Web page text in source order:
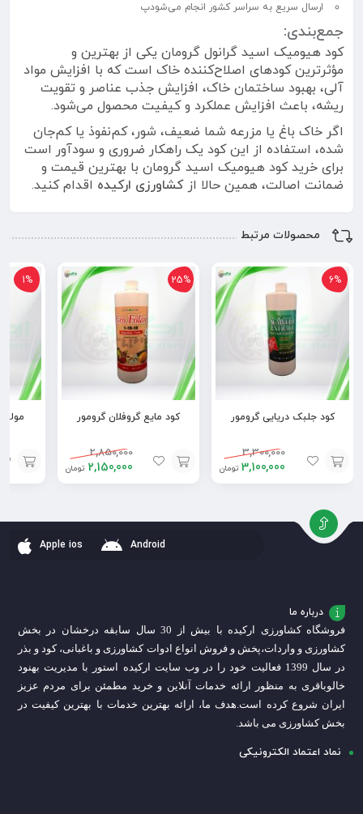
ارسال سریع به سراسر کشور انجام می‌شودپ
جمع‌بندی:
کود هیومیک اسید گرانول گرومان یکی از بهترین و
مؤثرترین کودهای اصلاح‌کننده خاک است که با افزایش مواد
آلی، بهبود ساختمان خاک، افزایش جذب عناصر و تقویت
ریشه، باعث افزایش عملکرد و کیفیت محصول می‌شود.
اگر خاک باغ یا مزرعه شما ضعیف، شور، کم‌نفوذ یا کم‌جان
شده، استفاده از این کود یک راهکار ضروری و سودآور است
برای خرید کود هیومیک اسید گرومان با بهترین قیمت و
ضمانت اصالت، همین حالا از کشاورزی ارکیده اقدام کنید.
محصولات مرتبط
6%
کود جلبک دریایی گرومور
3,300,000
3,100,000 تومان
افزودن
به
سبد
25%
کود مایع گروفلان گرومور
2,850,000
2,150,000 تومان
افزودن
1%
افزودن
Apple ios Android
درباره ما
فروشگاه کشاورزی ارکیده با بیش از 30 سال سابقه درخشان در بخش
کشاورزی و واردات،پخش و فروش انواع ادوات کشاورزی و باغبانی، کود و بذر
در سال 1399 فعالیت خود را در وب سایت ارکیده استور با مدیریت بهنود
خالوباقری به منظور ارائه خدمات آنلاین و خرید مطمئن برای مردم عزیز
ایران شروع کرده است.هدف ما، ارائه بهترین خدمات با بهترین کیفیت در
بخش کشاورزی می باشد.
نماد اعتماد الکترونیکی